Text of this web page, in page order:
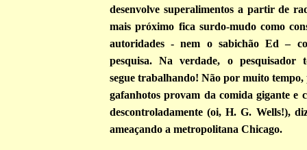
desenvolve superalimentos a partir de
mais próximo fica surdo-mudo como
autoridades - nem o sabichão Ed –
pesquisa. Na verdade, o pesquisador
segue trabalhando! Não por muito
gafanhotos provam da comida gigante e
descontroladamente (oi, H. G. Wells!),
ameaçando a metropolitana Chicago.